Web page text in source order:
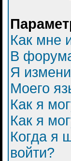
Как мне
В
Я
Моего
Как я
Как я
Когда я
войти?